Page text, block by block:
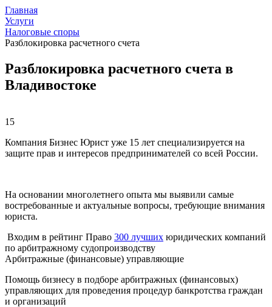
Главная
Услуги
Налоговые споры
Разблокировка расчетного счета
Разблокировка расчетного счета в
Владивостоке
15
Компания Бизнес Юрист уже 15 лет специализируется на
защите прав и интересов предпринимателей со всей России.
На основании многолетнего опыта мы выявили самые
востребованные и актуальные вопросы, требующие внимания
юриста.
Входим в рейтинг Право 300 лучших юридических компаний
по арбитражному судопроизводству
Арбитражные (финансовые) управляющие
Помощь бизнесу в подборе арбитражных (финансовых)
управляющих для проведения процедур банкротства граждан
и организаций